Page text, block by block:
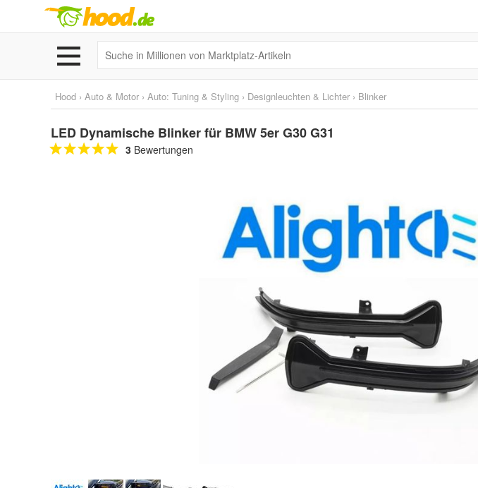
Hood › Auto & Motor › Auto: Tuning & Styling › Designleuchten & Lichter › Blinker
LED Dynamische Blinker für BMW 5er G30 G31
3 Bewertungen